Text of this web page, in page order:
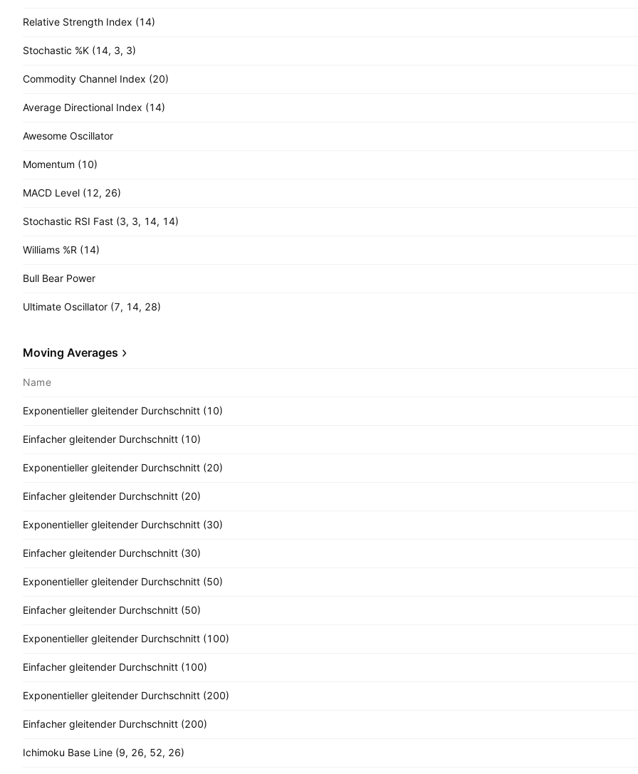
Relative Strength Index (14)
Stochastic %K (14, 3, 3)
Commodity Channel Index (20)
Average Directional Index (14)
Awesome Oscillator
Momentum (10)
MACD Level (12, 26)
Stochastic RSI Fast (3, 3, 14, 14)
Williams %R (14)
Bull Bear Power
Ultimate Oscillator (7, 14, 28)
Moving Averages
Name
Exponentieller gleitender Durchschnitt (10)
Einfacher gleitender Durchschnitt (10)
Exponentieller gleitender Durchschnitt (20)
Einfacher gleitender Durchschnitt (20)
Exponentieller gleitender Durchschnitt (30)
Einfacher gleitender Durchschnitt (30)
Exponentieller gleitender Durchschnitt (50)
Einfacher gleitender Durchschnitt (50)
Exponentieller gleitender Durchschnitt (100)
Einfacher gleitender Durchschnitt (100)
Exponentieller gleitender Durchschnitt (200)
Einfacher gleitender Durchschnitt (200)
Ichimoku Base Line (9, 26, 52, 26)